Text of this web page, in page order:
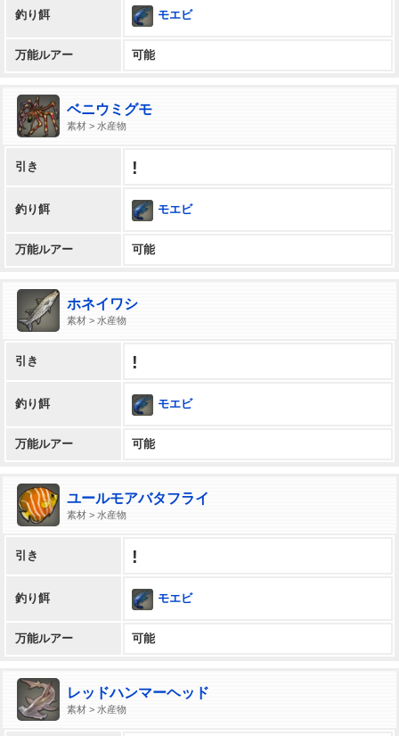
釣り餌 モエビ
万能ルアー 可能
ベニウミグモ
素材 > 水産物
引き !
釣り餌 モエビ
万能ルアー 可能
ホネイワシ
素材 > 水産物
引き !
釣り餌 モエビ
万能ルアー 可能
ユールモアバタフライ
素材 > 水産物
引き !
釣り餌 モエビ
万能ルアー 可能
レッドハンマーヘッド
素材 > 水産物